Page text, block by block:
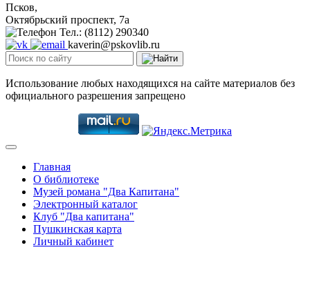
Псков,
Октябрьский проспект, 7a
Тел.: (8112) 290340
kaverin@pskovlib.ru
Использование любых находящихся на сайте материалов без
официального разрешения запрещено
Главная
О библиотеке
Музей романа "Два Капитана"
Электронный каталог
Клуб "Два капитана"
Пушкинская карта
Личный кабинет